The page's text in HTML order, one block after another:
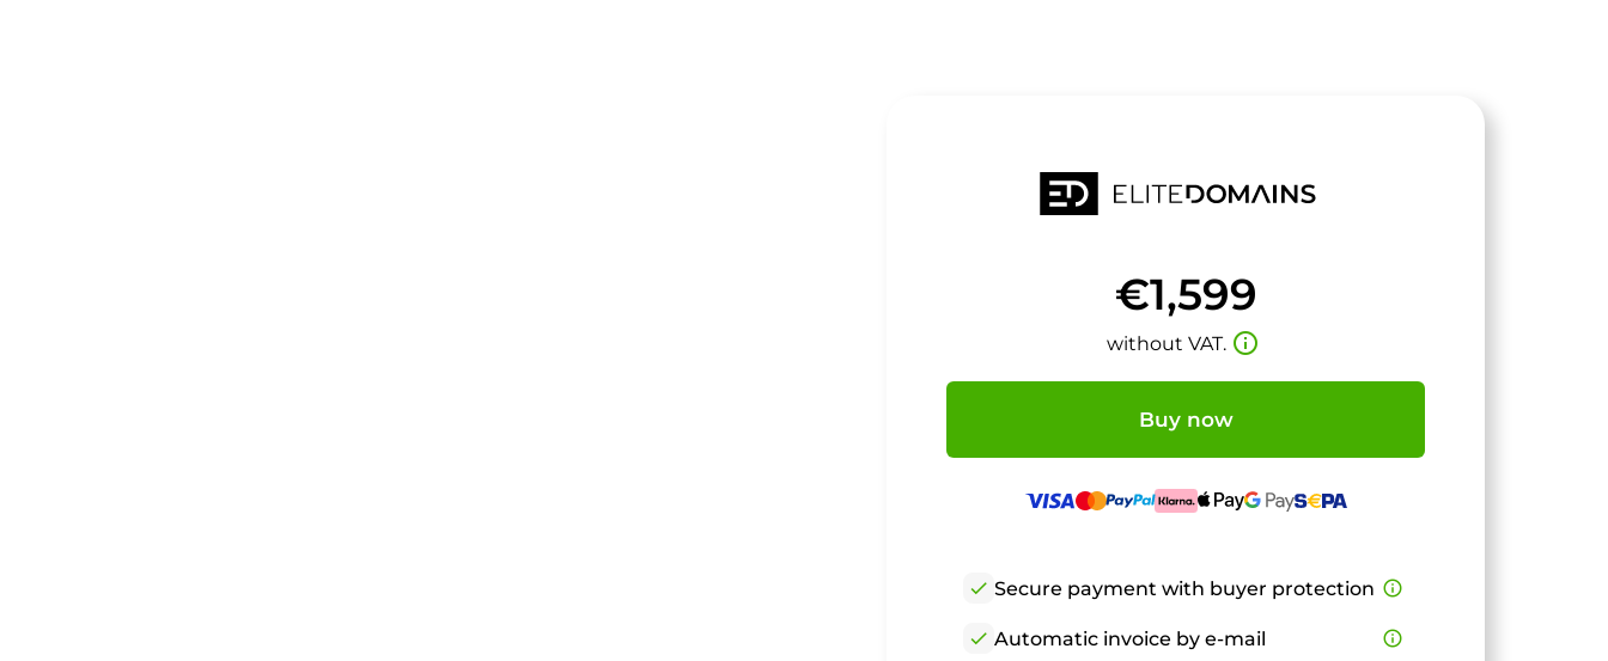
€1,599
without VAT. info_outline
Buy now
check Secure payment with buyer protection info_outline
check Automatic invoice by e-mail info_outline